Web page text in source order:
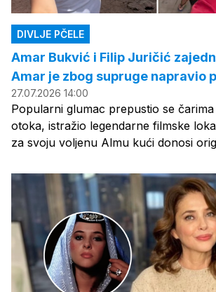
DIVLJE PČELE
Amar Bukvić i Filip Juričić
Amar je zbog supruge napravio
27.07.2026 14:00
Popularni glumac prepustio se
otoka, istražio legendarne filmske
za svoju voljenu Almu kući donosi